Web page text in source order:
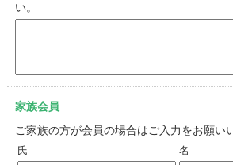
い。
家族会員
ご家族の方が会員の場合はご入力をお願い
氏 名